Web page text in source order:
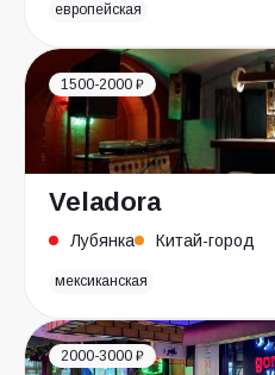
европейская
1500-2000 ₽
Veladora
Лубянка Китай-город
мексиканская
2000-3000 ₽